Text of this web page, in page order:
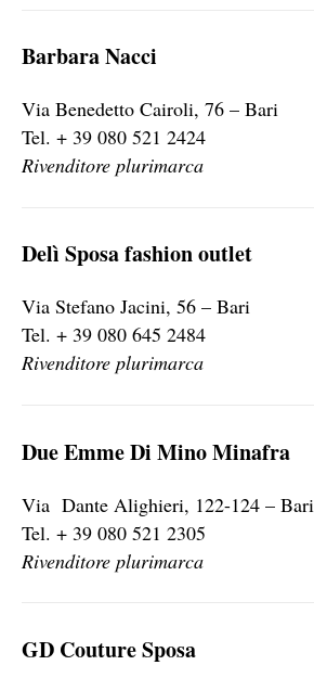
Barbara Nacci
Via Benedetto Cairoli, 76 – Bari
Tel. + 39 080 521 2424
Rivenditore plurimarca
Delì Sposa fashion outlet
Via Stefano Jacini, 56 – Bari
Tel. + 39 080 645 2484
Rivenditore plurimarca
Due Emme Di Mino Minafra
Via Dante Alighieri, 122-124 – Bari
Tel. + 39 080 521 2305
Rivenditore plurimarca
GD Couture Sposa